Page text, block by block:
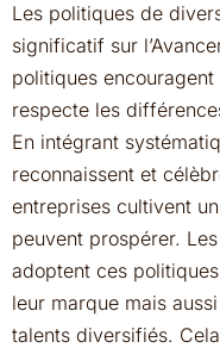
Les politiques de
significatif sur
politiques
respecte les
En intégrant
reconnaissent et
entreprises cultivent
peuvent prospérer.
adoptent ces
leur marque mais
talents diversifiés.